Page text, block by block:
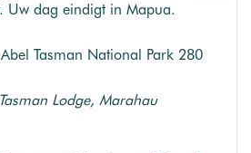
Uw dag eindigt in Mapua.
Tasman National Park 280
Lodge, Marahau